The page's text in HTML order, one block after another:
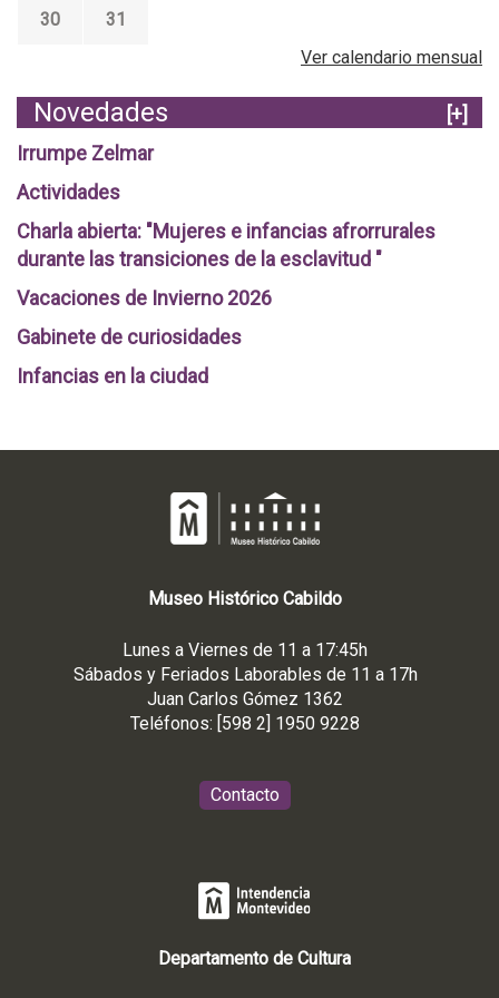
J
n
i
o
2
0
1
9
30
31
Ver calendario mensual
Novedades
[+]
Irrumpe Zelmar
Actividades
Charla abierta: "Mujeres e infancias afrorrurales
durante las transiciones de la esclavitud "
Vacaciones de Invierno 2026
Gabinete de curiosidades
Infancias en la ciudad
Museo Histórico Cabildo
Lunes a Viernes de 11 a 17:45h
Sábados y Feriados Laborables de 11 a 17h
Juan Carlos Gómez 1362
Teléfonos: [598 2] 1950 9228
Contacto
Departamento de Cultura